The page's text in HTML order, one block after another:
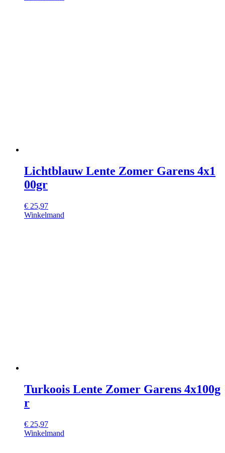
Lichtblauw Lente Zomer Garens 4x1
00gr
€ 25,97
Winkelmand
Turkoois Lente Zomer Garens 4x100g
r
€ 25,97
Winkelmand